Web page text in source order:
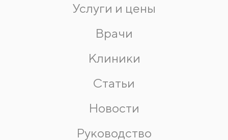
Услуги и цены
Врачи
Клиники
Статьи
Новости
Руководство